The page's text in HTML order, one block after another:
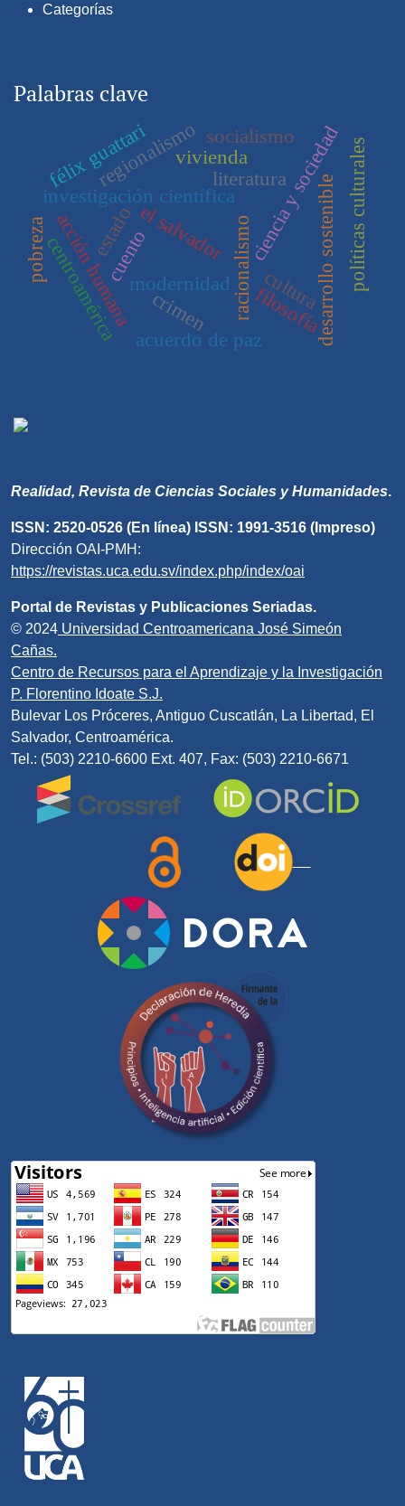
Categorías
Palabras clave
racionalismo
modernidad
investigación científica ciencia y sociedad
acción humana desarrollo sostenible
cultura políticas culturales
el salvador
literatura
regionalismo
centroaméricacuento
félix guattari
estado
vivienda
pobreza
acuerdo de paz
socialismo
filosofía
crimen
Realidad, Revista de Ciencias Sociales y Humanidades.
ISSN: 2520-0526 (En línea) ISSN: 1991-3516 (Impreso)
Dirección OAI-PMH:
https://revistas.uca.edu.sv/index.php/index/oai
Portal de Revistas y Publicaciones Seriadas.
© 2024 Universidad Centroamericana José Simeón
Cañas.
Centro de Recursos para el Aprendizaje y la Investigación
P. Florentino Idoate S.J.
Bulevar Los Próceres, Antiguo Cuscatlán, La Libertad, El
Salvador, Centroamérica.
Tel.: (503) 2210-6600 Ext. 407, Fax: (503) 2210-6671